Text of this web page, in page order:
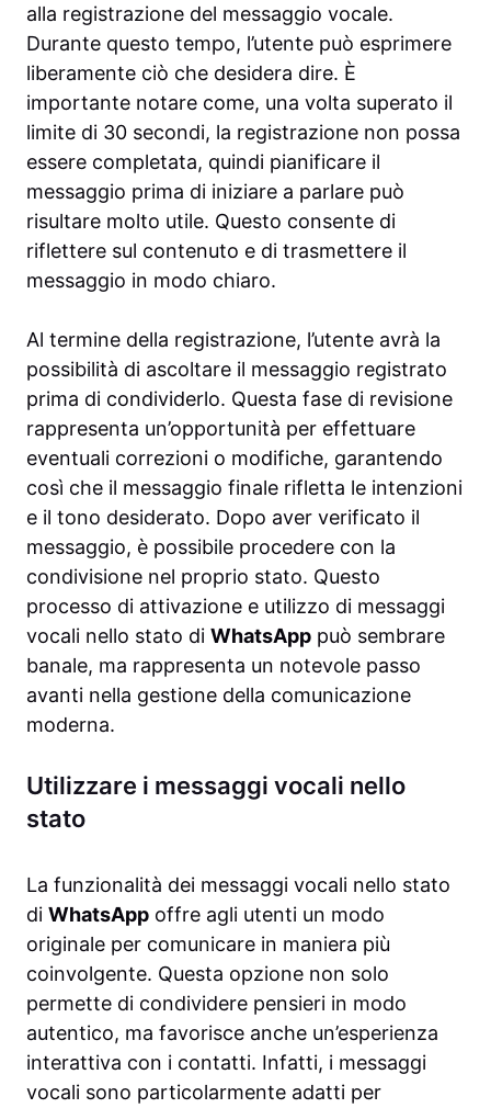
alla registrazione del messaggio vocale.
Durante questo tempo, l’utente può esprimere
liberamente ciò che desidera dire. È
importante notare come, una volta superato il
limite di 30 secondi, la registrazione non possa
essere completata, quindi pianificare il
messaggio prima di iniziare a parlare può
risultare molto utile. Questo consente di
riflettere sul contenuto e di trasmettere il
messaggio in modo chiaro.
Al termine della registrazione, l’utente avrà la
possibilità di ascoltare il messaggio registrato
prima di condividerlo. Questa fase di revisione
rappresenta un’opportunità per effettuare
eventuali correzioni o modifiche, garantendo
così che il messaggio finale rifletta le intenzioni
e il tono desiderato. Dopo aver verificato il
messaggio, è possibile procedere con la
condivisione nel proprio stato. Questo
processo di attivazione e utilizzo di messaggi
vocali nello stato di WhatsApp può sembrare
banale, ma rappresenta un notevole passo
avanti nella gestione della comunicazione
moderna.
Utilizzare i messaggi vocali nello
stato
La funzionalità dei messaggi vocali nello stato
di WhatsApp offre agli utenti un modo
originale per comunicare in maniera più
coinvolgente. Questa opzione non solo
permette di condividere pensieri in modo
autentico, ma favorisce anche un’esperienza
interattiva con i contatti. Infatti, i messaggi
vocali sono particolarmente adatti per